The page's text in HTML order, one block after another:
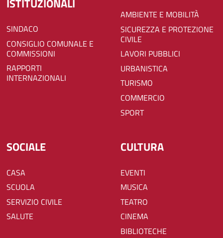
SINDACO
CONSIGLIO COMUNALE E
COMMISSIONI
RAPPORTI
INTERNAZIONALI
AMBIENTE E MOBILITÀ
SICUREZZA E PROTEZIONE
CIVILE
LAVORI PUBBLICI
URBANISTICA
TURISMO
COMMERCIO
SPORT
SOCIALE
CASA
SCUOLA
SERVIZIO CIVILE
SALUTE
CULTURA
EVENTI
MUSICA
TEATRO
CINEMA
BIBLIOTECHE